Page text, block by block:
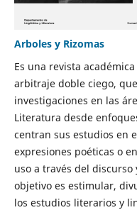
Arboles y Rizomas
Es una revista
arbitraje doble ciego,
investigaciones en las
Literatura desde
centran sus estudios en
expresiones poéticas o
uso a través del
objetivo es estimular,
los estudios literarios y